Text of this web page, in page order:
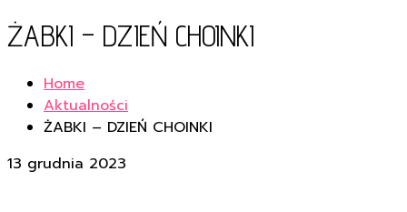
ŻABKI – DZIEŃ CHOINKI
Home
Aktualności
ŻABKI – DZIEŃ CHOINKI
13 grudnia 2023